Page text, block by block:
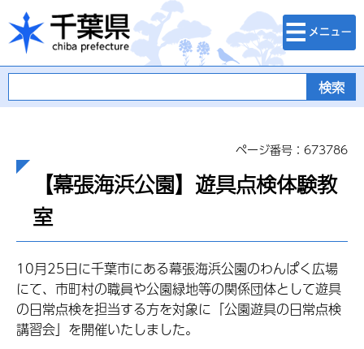
千葉県
検索・メニュ
ー
ページ番号：673786
【幕張海浜公園】遊具点検体験教
室
10月25日に千葉市にある幕張海浜公園のわんぱく広場
にて、市町村の職員や公園緑地等の関係団体として遊具
の日常点検を担当する方を対象に「公園遊具の日常点検
講習会」を開催いたしました。